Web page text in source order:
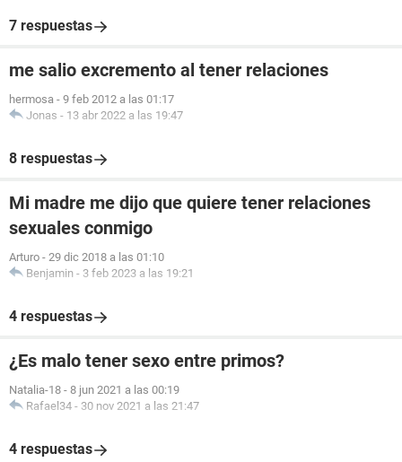
7 respuestas
me salio excremento al tener relaciones
hermosa - 9 feb 2012 a las 01:17
Jonas - 13 abr 2022 a las 19:47
8 respuestas
Mi madre me dijo que quiere tener relaciones
sexuales conmigo
Arturo - 29 dic 2018 a las 01:10
Benjamin - 3 feb 2023 a las 19:21
4 respuestas
¿Es malo tener sexo entre primos?
Natalia-18 - 8 jun 2021 a las 00:19
Rafael34 - 30 nov 2021 a las 21:47
4 respuestas